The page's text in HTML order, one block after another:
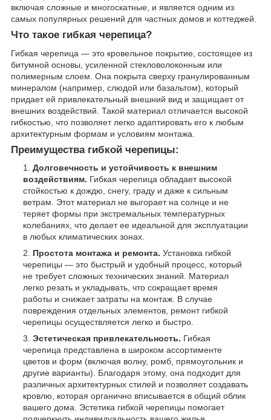
включая сложные и многоскатные, и является одним из
самых популярных решений для частных домов и коттеджей.
Что такое гибкая черепица?
Гибкая черепица — это кровельное покрытие, состоящее из
битумной основы, усиленной стекловолоконным или
полимерным слоем. Она покрыта сверху гранулированным
минералом (например, слюдой или базальтом), который
придает ей привлекательный внешний вид и защищает от
внешних воздействий. Такой материал отличается высокой
гибкостью, что позволяет легко адаптировать его к любым
архитектурным формам и условиям монтажа.
Преимущества гибкой черепицы:
Долговечность и устойчивость к внешним
воздействиям. Гибкая черепица обладает высокой
стойкостью к дождю, снегу, граду и даже к сильным
ветрам. Этот материал не выгорает на солнце и не
теряет формы при экстремальных температурных
колебаниях, что делает ее идеальной для эксплуатации
в любых климатических зонах.
Простота монтажа и ремонта. Установка гибкой
черепицы — это быстрый и удобный процесс, который
не требует сложных технических знаний. Материал
легко резать и укладывать, что сокращает время
работы и снижает затраты на монтаж. В случае
повреждения отдельных элементов, ремонт гибкой
черепицы осуществляется легко и быстро.
Эстетическая привлекательность. Гибкая
черепица представлена в широком ассортименте
цветов и форм (включая волну, ромб, прямоугольник и
другие варианты). Благодаря этому, она подходит для
различных архитектурных стилей и позволяет создавать
кровлю, которая органично вписывается в общий облик
вашего дома. Эстетика гибкой черепицы помогает